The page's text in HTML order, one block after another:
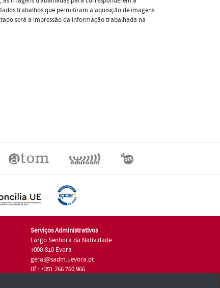
trabalhos que permitiram a aquisição de imagens
será a impressão da informação trabalhada na
Serviços Administrativos
Largo Senhora da Natividade
7000-810 Évora
geral@sadm.uevora.pt
tlf.: +351 266 760 966